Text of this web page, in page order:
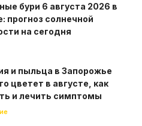
бури 6 августа 2026 в
прогноз солнечной
на сегодня
и пыльца в Запорожье
цветет в августе, как
и лечить симптомы